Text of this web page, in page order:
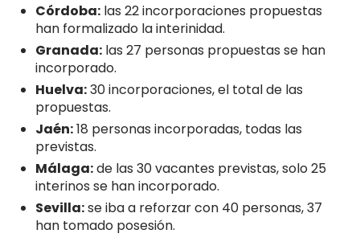
Córdoba: las 22 incorporaciones propuestas
han formalizado la interinidad.
Granada: las 27 personas propuestas se han
incorporado.
Huelva:30 incorporaciones, el total de las
propuestas.
Jaén:18 personas incorporadas, todas las
previstas.
Málaga:de las 30 vacantes previstas, solo 25
interinos se han incorporado.
Sevilla:se iba a reforzar con 40 personas, 37
han tomado posesión.